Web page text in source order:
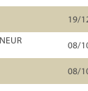
19/
08/
08/